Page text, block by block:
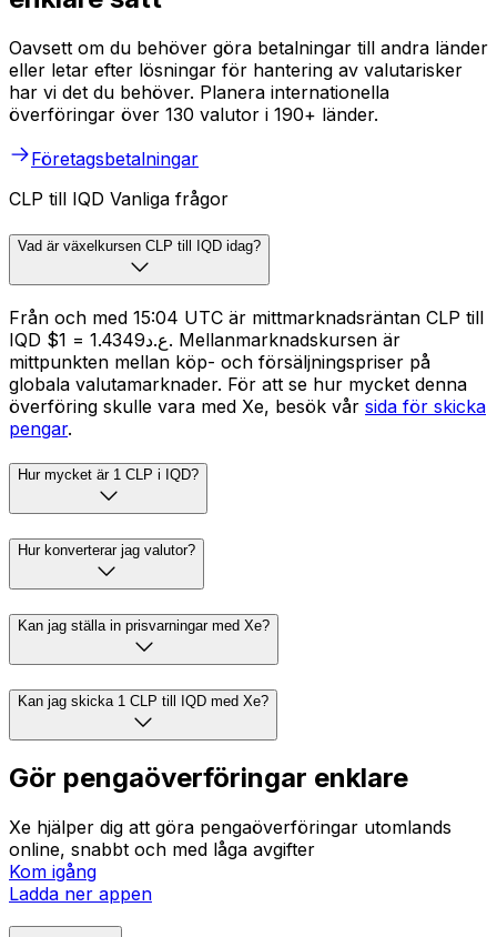
Oavsett om du behöver göra betalningar till andra länder
eller letar efter lösningar för hantering av valutarisker
har vi det du behöver. Planera internationella
överföringar över 130 valutor i 190+ länder.
Företagsbetalningar
CLP till IQD Vanliga frågor
Vad är växelkursen CLP till IQD idag?
Från och med 15:04 UTC är mittmarknadsräntan CLP till
IQD $1 = ع.د1.4349. Mellanmarknadskursen är
mittpunkten mellan köp- och försäljningspriser på
globala valutamarknader. För att se hur mycket denna
överföring skulle vara med Xe, besök vår sida för skicka
pengar.
Hur mycket är 1 CLP i IQD?
Hur konverterar jag valutor?
Kan jag ställa in prisvarningar med Xe?
Kan jag skicka 1 CLP till IQD med Xe?
Gör pengaöverföringar enklare
Xe hjälper dig att göra pengaöverföringar utomlands
online, snabbt och med låga avgifter
Kom igång
Ladda ner appen